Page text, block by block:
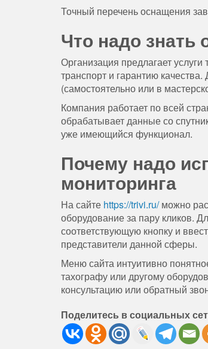
Точный перечень оснащения
Что надо знать
Организация предлагает
транспорт и гарантию
(самостоятельно или в
Компания работает по всей
обрабатывает данные со
уже имеющийся функционал.
Почему надо
мониторинга
На сайте https://trivi.ru/можно
оборудование за пару кликов.
соответствующую кнопку и
представители данной сферы.
Меню сайта интуитивно
тахографу или другому
консультацию или обратный
Поделитесь в социальных